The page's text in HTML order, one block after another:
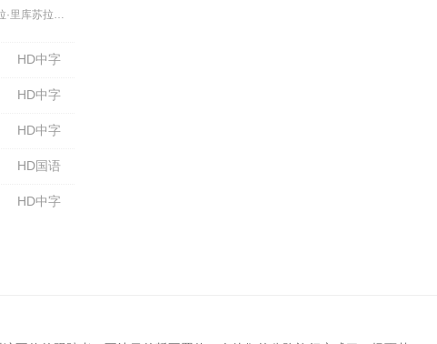
HD中字
HD中字
HD中字
HD国语
HD中字